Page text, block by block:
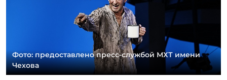
Фото: предоставлено пресс-службой МХТ имени
Чехова